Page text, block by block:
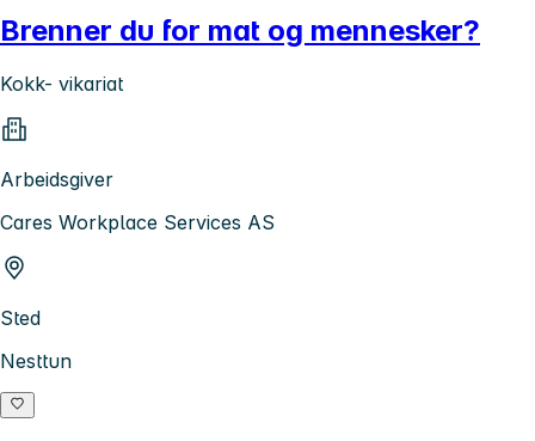
Brenner du for mat og mennesker?
Kokk- vikariat
Arbeidsgiver
Cares Workplace Services AS
Sted
Nesttun